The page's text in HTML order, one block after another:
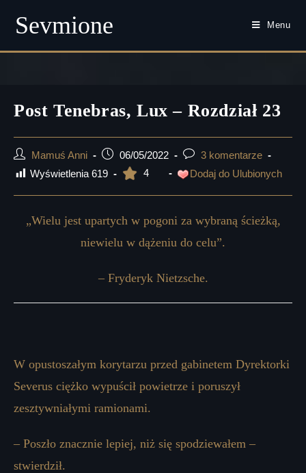
Sevmione Menu
Post Tenebras, Lux – Rozdział 23
Post
author:
Mamuś Anni
Post
published:
06/05/2022
Post
comments:
3 komentarze
Wyświetlenia 619 4 Dodaj do Ulubionych
„Wielu jest upartych w pogoni za wybraną ścieżką,
niewielu w dążeniu do celu”.
– Fryderyk Nietzsche.
W opustoszałym korytarzu przed gabinetem Dyrektorki
Severus ciężko wypuścił powietrze i poruszył
zesztywniałymi ramionami.
– Poszło znacznie lepiej, niż się spodziewałem –
stwierdził.